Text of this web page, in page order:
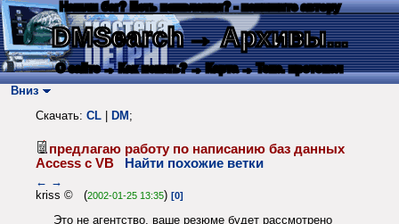
Нашли баг? Есть пожелания? - напишите автору
DMSearch→ Архивы...
О сайте → Как искать? → Карта → Текс. протокол
Вниз
Скачать: CL DM ;
предлагаю работу по написанию баз данных
Access с VB
Найти похожие ветки
← →
kriss © (2002-01-25 13:35) [0]
Это не агентство. ваше резюме будет рассмотрено